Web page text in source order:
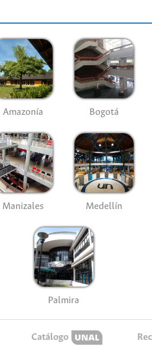
Amazonía Bogotá
Manizales Medellín
Palmira
Catálogo